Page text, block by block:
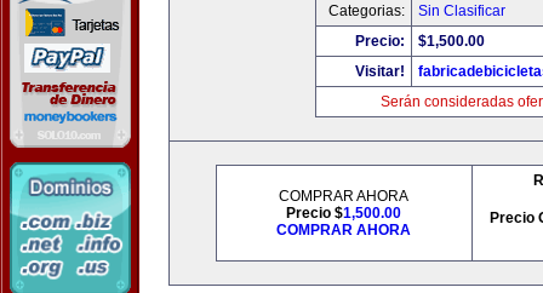
Categorias:
Sin Clasificar
Precio:
$1,500.00
Visitar!
Serán consideradas
COMPRAR AHORA
Precio $1,500.00
COMPRAR AHORA
Precio